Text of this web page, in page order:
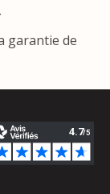
garantie de